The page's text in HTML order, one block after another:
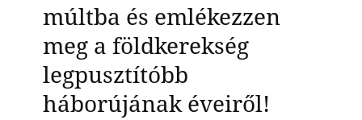
múltba és emlékezzen
meg a földkerekség
legpusztítóbb
háborújának éveiről!